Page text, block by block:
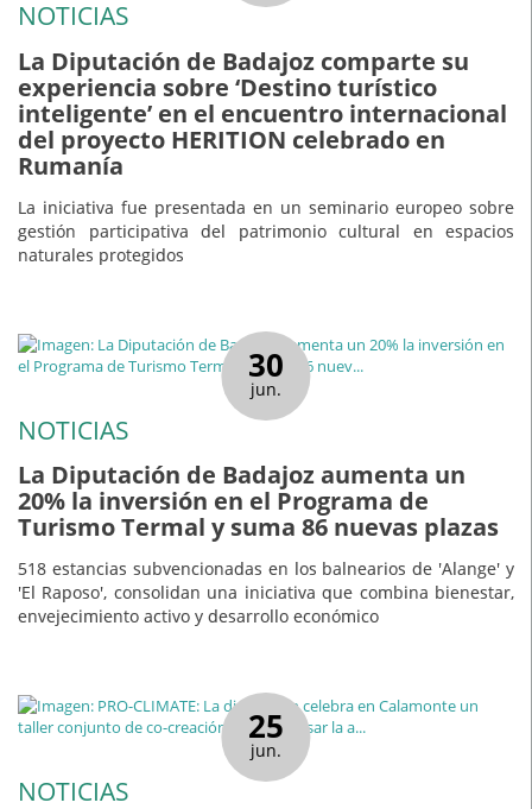
NOTICIAS
La Diputación de Badajoz comparte su
experiencia sobre ‘Destino turístico
inteligente’ en el encuentro internacional
del proyecto HERITION celebrado en
Rumanía
La iniciativa fue presentada en un seminario europeo sobre
gestión participativa del patrimonio cultural en espacios
naturales protegidos
30
jun.
NOTICIAS
La Diputación de Badajoz aumenta un
20% la inversión en el Programa de
Turismo Termal y suma 86 nuevas plazas
518 estancias subvencionadas en los balnearios de 'Alange' y
'El Raposo', consolidan una iniciativa que combina bienestar,
envejecimiento activo y desarrollo económico
25
jun.
NOTICIAS